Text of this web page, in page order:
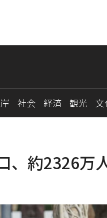
社会 経済 観光 文
、約2326